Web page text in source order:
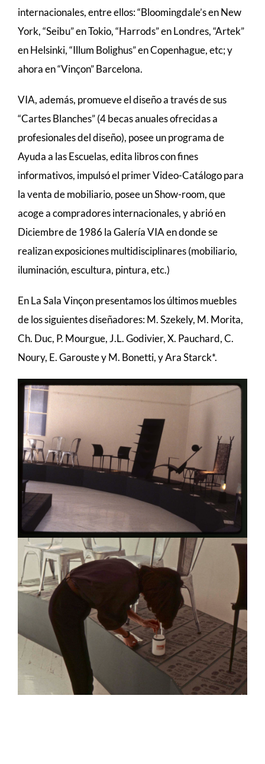
internacionales, entre ellos: “Bloomingdale’s en New
York, “Seibu” en Tokio, “Harrods” en Londres, “Artek”
en Helsinki, “Illum Bolighus” en Copenhague, etc; y
ahora en “Vinçon” Barcelona.
VIA, además, promueve el diseño a través de sus
“Cartes Blanches” (4 becas anuales ofrecidas a
profesionales del diseño), posee un programa de
Ayuda a las Escuelas, edita libros con fines
informativos, impulsó el primer Video-Catálogo para
la venta de mobiliario, posee un Show-room, que
acoge a compradores internacionales, y abrió en
Diciembre de 1986 la Galería VIA en donde se
realizan exposiciones multidisciplinares (mobiliario,
iluminación, escultura, pintura, etc.)
En La Sala Vinçon presentamos los últimos muebles
de los siguientes diseñadores: M. Szekely, M. Morita,
Ch. Duc, P. Mourgue, J.L. Godivier, X. Pauchard, C.
Noury, E. Garouste y M. Bonetti, y Ara Starck*.